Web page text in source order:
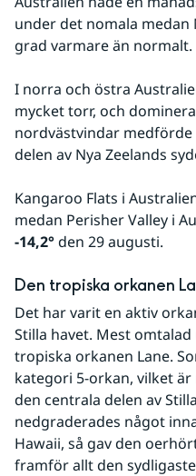
under det nomala medan
grad varmare än normalt.
I norra och östra
mycket torr, och
nordvästvindar
delen av Nya Zeelands
Kangaroo Flats i
-14,2° den 29 augusti.
Den tropiska orkanen
Det har varit en aktiv
Stilla havet. Mest
tropiska orkanen Lane.
kategori 5-orkan, vilket
den centrala delen av
nedgraderades något
Hawaii, så gav den
framför allt den